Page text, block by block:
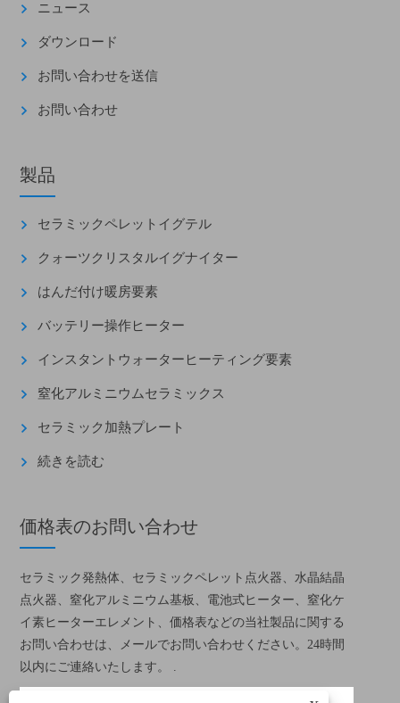
ニュース
ダウンロード
お問い合わせを送信
お問い合わせ
製品
セラミックペレットイグテル
クォーツクリスタルイグナイター
はんだ付け暖房要素
バッテリー操作ヒーター
インスタントウォーターヒーティング要素
窒化アルミニウムセラミックス
セラミック加熱プレート
続きを読む
価格表のお問い合わせ
セラミック発熱体、セラミックペレット点火器、水晶結晶
点火器、窒化アルミニウム基板、電池式ヒーター、窒化ケ
イ素ヒーターエレメント、価格表などの当社製品に関する
お問い合わせは、メールでお問い合わせください。24時間
以内にご連絡いたします。 .